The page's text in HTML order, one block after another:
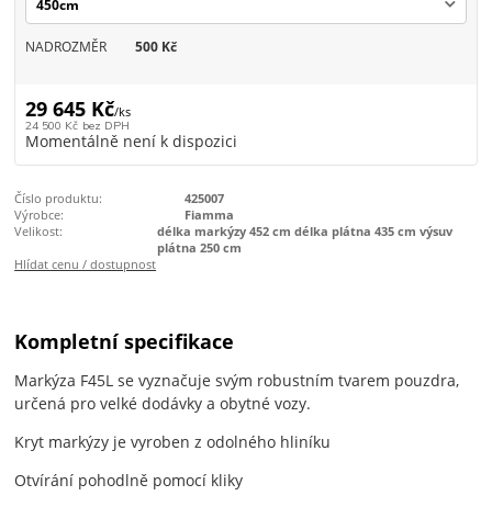
NADROZMĚR 500 Kč
29 645 Kč/ks
24 500 Kč bez DPH
Momentálně není k dispozici
Číslo produktu:
425007
Výrobce:
Fiamma
Velikost:
délka markýzy 452 cm délka plátna 435 cm výsuv
plátna 250 cm
Hlídat cenu / dostupnost
Kompletní specifikace
Markýza F45L se vyznačuje svým robustním tvarem pouzdra,
určená pro velké dodávky a obytné vozy.
Kryt markýzy je vyroben z odolného hliníku
Otvírání pohodlně pomocí kliky